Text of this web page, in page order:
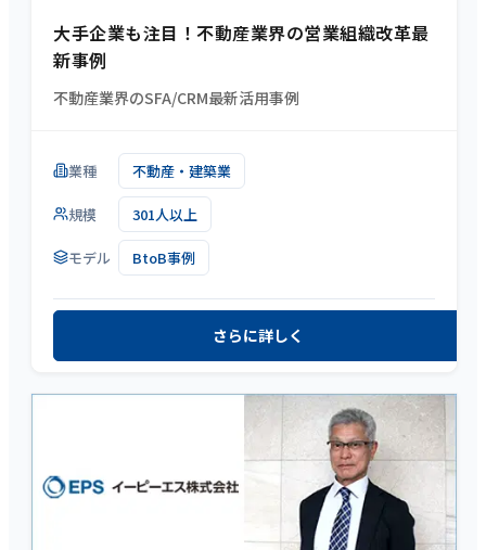
大手企業も注目！不動産業界の営業組織改革最
新事例
不動産業界のSFA/CRM最新活用事例
業種 不動産・建築業
規模 301人以上
モデル BtoB事例
さらに詳しく